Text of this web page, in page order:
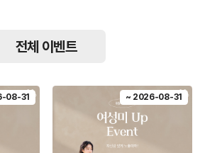
전체 이벤트